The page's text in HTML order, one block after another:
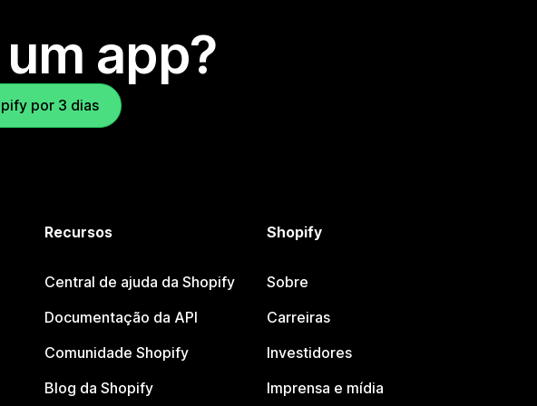
app?
por 3 dias
Recursos
Central de ajuda da Shopify
Documentação da API
Comunidade Shopify
Blog da Shopify
Shopify
Sobre
Carreiras
Investidores
Imprensa e mídia